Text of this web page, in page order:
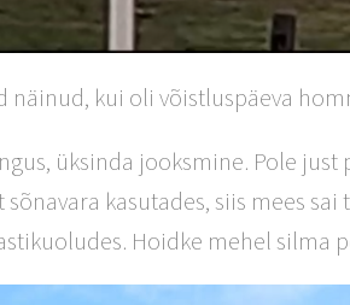
näinud, kui oli võistluspäeva
üksinda jooksmine. Pole just
kasutades, siis mees
Hoidke mehel silma